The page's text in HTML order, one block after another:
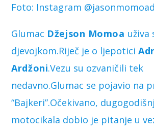
Foto: Instagram
Glumac Džejson Momoa uživa
djevojkom.Riječ je o ljepotici
Ardžoni.Vezu su ozvaničili tek
nedavno.Glumac se pojavio na
“Bajkeri”.Očekivano,
motocikala dobio je pitanje u